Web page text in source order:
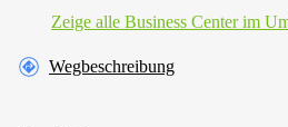
Zeige alle Business Center im
Wegbeschreibung